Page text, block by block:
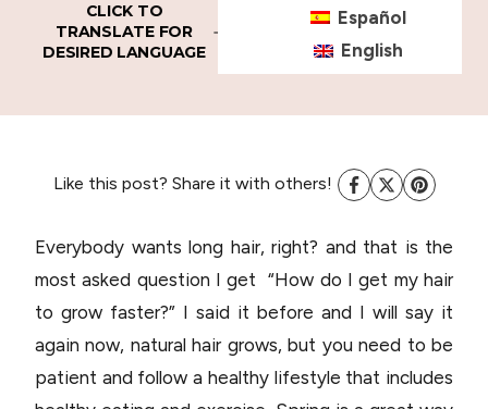
CLICK TO
TRANSLATE FOR
DESIRED LANGUAGE
Español
English
Like this post? Share it with others!
Everybody wants long hair, right? and that is the
most asked question I get “How do I get my hair
to grow faster?” I said it before and I will say it
again now, natural hair grows, but you need to be
patient and follow a healthy lifestyle that includes